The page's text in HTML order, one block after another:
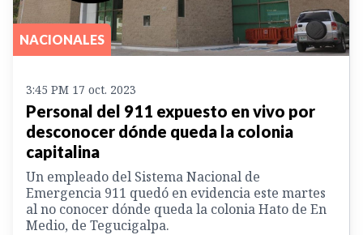
NACIONALES
3:45 PM 17 oct. 2023
Personal del 911 expuesto en vivo por
desconocer dónde queda la colonia
capitalina
Un empleado del Sistema Nacional de
Emergencia 911 quedó en evidencia este martes
al no conocer dónde queda la colonia Hato de En
Medio, de Tegucigalpa.